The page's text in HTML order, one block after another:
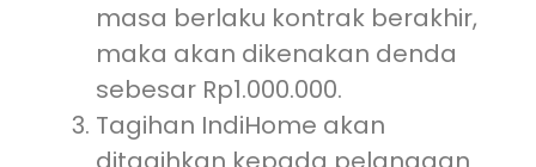
masa berlaku kontrak berakhir,
maka akan dikenakan denda
sebesar Rp1.000.000.
Tagihan IndiHome akan